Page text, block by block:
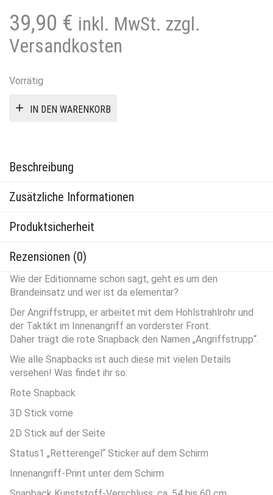
39,90 € inkl. MwSt. zzgl.
Versandkosten
Vorrätig
IN DEN WARENKORB
Beschreibung
Zusätzliche Informationen
Produktsicherheit
Rezensionen (0)
Wie der Editionname schon sagt, geht es um den
Brandeinsatz und wer ist da elementar?
Der Angriffstrupp, er arbeitet mit dem Hohlstrahlrohr und
der Taktikt im Innenangriff an vorderster Front.
Daher trägt die rote Snapback den Namen „Angriffstrupp“.
Wie alle Snapbacks ist auch diese mit vielen Details
versehen! Was findet ihr so:
Rote Snapback
3D Stick vorne
2D Stick auf der Seite
Status1 „Retterengel“ Sticker auf dem Schirm
Innenangriff-Print unter dem Schirm